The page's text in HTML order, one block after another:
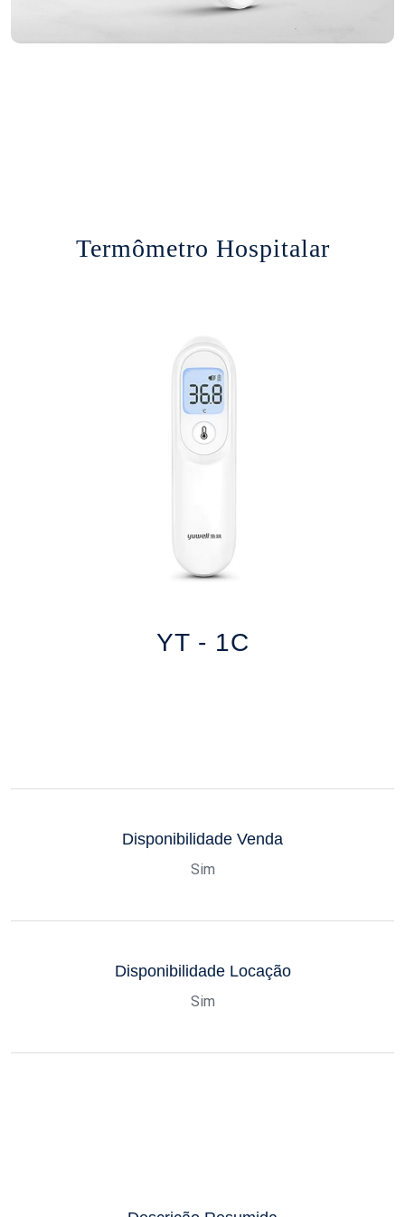
Termômetro Hospitalar
YT - 1C
Disponibilidade Venda
Sim
Disponibilidade Locação
Sim